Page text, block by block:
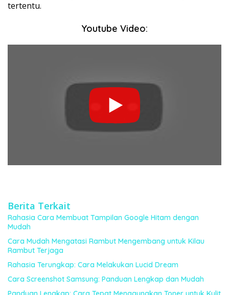
tertentu.
Youtube Video:
Berita Terkait
Rahasia Cara Membuat Tampilan Google Hitam dengan
Mudah
Cara Mudah Mengatasi Rambut Mengembang untuk Kilau
Rambut Terjaga
Rahasia Terungkap: Cara Melakukan Lucid Dream
Cara Screenshot Samsung: Panduan Lengkap dan Mudah